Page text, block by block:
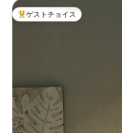
大好評のゲストチョイスです。
ゲストチョイス